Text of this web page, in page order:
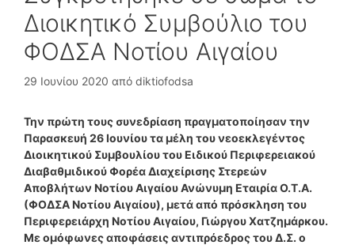
Διοικητικό Συμβούλιο του
ΦΟΔΣΑ Νοτίου Αιγαίου
29 Ιουνίου 2020 από diktiofodsa
Την πρώτη τους συνεδρίαση πραγματοποίησαν την
Παρασκευή 26 Ιουνίου τα μέλη του νεοεκλεγέντος
Διοικητικού Συμβουλίου του Ειδικού Περιφερειακού
Διαβαθμιδικού Φορέα Διαχείρισης Στερεών
Αποβλήτων Νοτίου Αιγαίου Ανώνυμη Εταιρία Ο.Τ.Α.
(ΦΟΔΣΑ Νοτίου Αιγαίου), μετά από πρόσκληση του
Περιφερειάρχη Νοτίου Αιγαίου, Γιώργου Χατζημάρκου.
Με ομόφωνες αποφάσεις αντιπρόεδρος του Δ.Σ. ο